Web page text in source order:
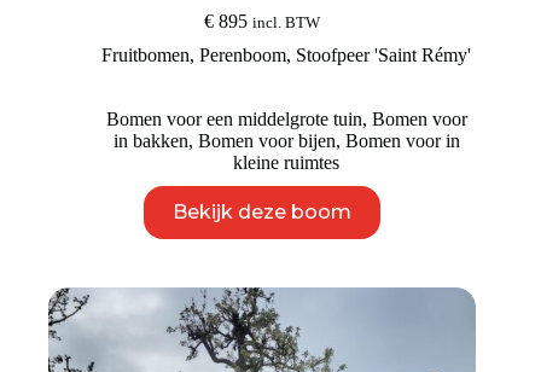
€ 895 incl. BTW
Fruitbomen,Perenboom, Stoofpeer 'Saint Rémy'
Bomen voor een middelgrote tuin, Bomen voor
in bakken, Bomen voor bijen, Bomen voor in
kleine ruimtes
Bekijk deze boom
product
heeft
Deze
optie
kan